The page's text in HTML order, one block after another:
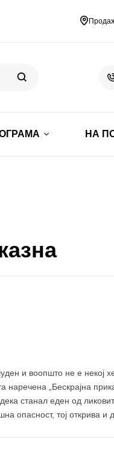
НА
и воопшто не е некој
наречена „Бескрајна
станал еден од
опасност, тој открива и